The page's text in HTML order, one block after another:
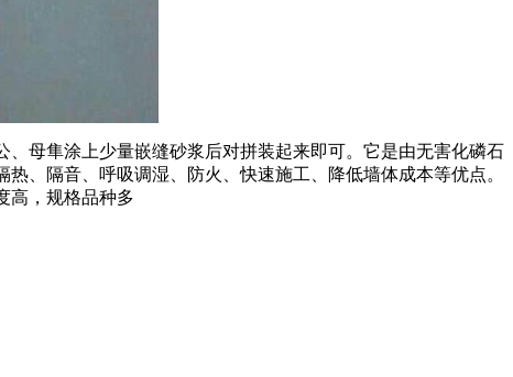
母隼涂上少量嵌缝砂浆后对拼装起来即可。它是由无害化磷石
、隔音、呼吸调湿、防火、快速施工、降低墙体成本等优点。
高，规格品种多